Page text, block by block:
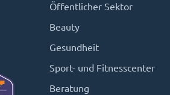
Öffentlicher Sektor
Beauty
Gesundheit
Sport- und Fitnesscenter
Beratung